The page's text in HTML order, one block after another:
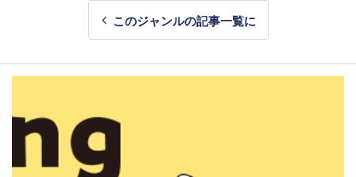
このジャンルの記事一覧に